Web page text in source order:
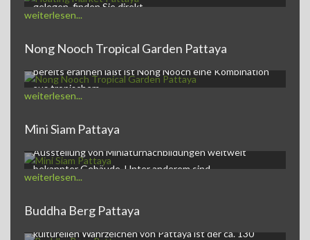
gelegen, finden Sie direkt…
weiterlesen...
Nong Nooch Tropical Garden Pattaya
Nong Nooch Tropical Garden and Resortwie der Name
bereits erahnen läßt ist Nong Nooch eine Kombination
aus tropischem…
weiterlesen...
Mini Siam Pattaya
Mini Siam Pattaya - Themenpark Mini Siam ist eine
Ausstellung von Miniaturnachbildungen weltweit
bekannter Gebäude. Unter anderem sind…
weiterlesen...
Buddha Berg Pattaya
Buddha Mountain PattayaEines der auffälligsten,
kulturellen Wahrzeichen von Pattaya ist der ca. 130